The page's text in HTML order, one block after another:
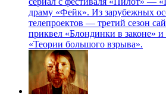
драму «Фейк». Из зарубежных
телепроектов — третий сезон
приквел «Блондинки в законе»
«Теории большого взрыва».